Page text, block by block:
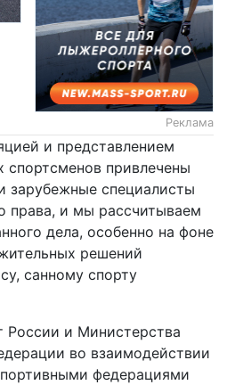
Реклама
и представлением
спортсменов привлечены
зарубежные специалисты
права, и мы рассчитываем
дела, особенно на фоне
решений
санному спорту
России и Министерства
во взаимодействии
федерациями